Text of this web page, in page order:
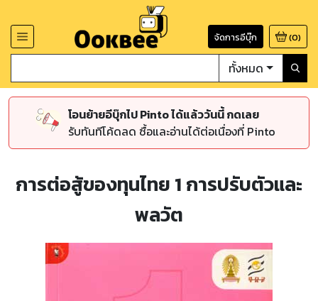
จัดการอีบุ๊ก (0)
ทั้งหมด
โอนย้ายอีบุ๊กไป Pinto ได้แล้ววันนี้ กดเลย
รับทันทีโค้ดลด ซื้อและอ่านได้ต่อเนื่องที่ Pinto
การต่อสู้ของทุนไทย 1 การปรับตัวและ
พลวัต